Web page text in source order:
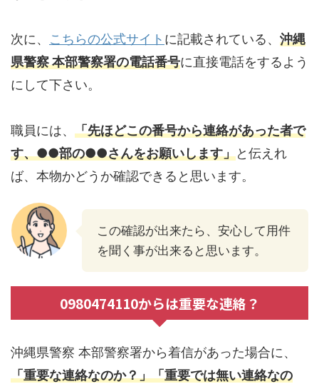
次に、 こちらの公式サイト に記載されている、 沖縄
県警察 本部警察署の電話番号に直接電話をするよう
にして下さい。
職員には、 「先ほどこの番号から連絡があった者で
す、●●部の●●さんをお願いします」と伝えれ
ば、本物かどうか確認できると思います。
この確認が出来たら、安心して用件
を聞く事が出来ると思います。
0980474110からは重要な連絡？
沖縄県警察 本部警察署から着信があった場合に、
「重要な連絡なのか？」「重要では無い連絡なの